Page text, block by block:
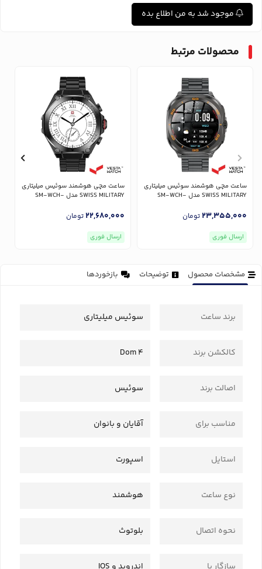
موجود شد به من اطلاع بده
محصولات مرتبط
ساعت مچی هوشمند سوئیس میلیتاری
SWISS MILITARY مدل SM-WCH-
23,355,000تومان
ارسال فوری
ساعت مچی هوشمند سوئیس میلیتاری
SWISS MILITARY مدل SM-WCH-
22,680,000تومان
ارسال فوری
مشخصات محصول توضیحات بازخوردها
برند ساعت سوئیس میلیتاری
کالکشن برند Dom 4
اصالت برند سوئیس
مناسب برای آقایان و بانوان
استایل اسپورت
نوع ساعت هوشمند
نحوه اتصال بلوتوث